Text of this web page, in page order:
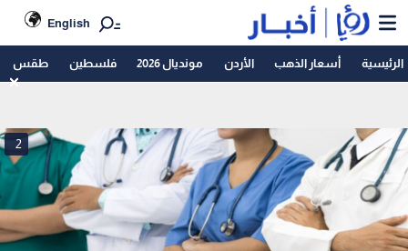
English
الرئيسية أسعار الذهب الأردن مونديال 2026 فلسطين طقس
2